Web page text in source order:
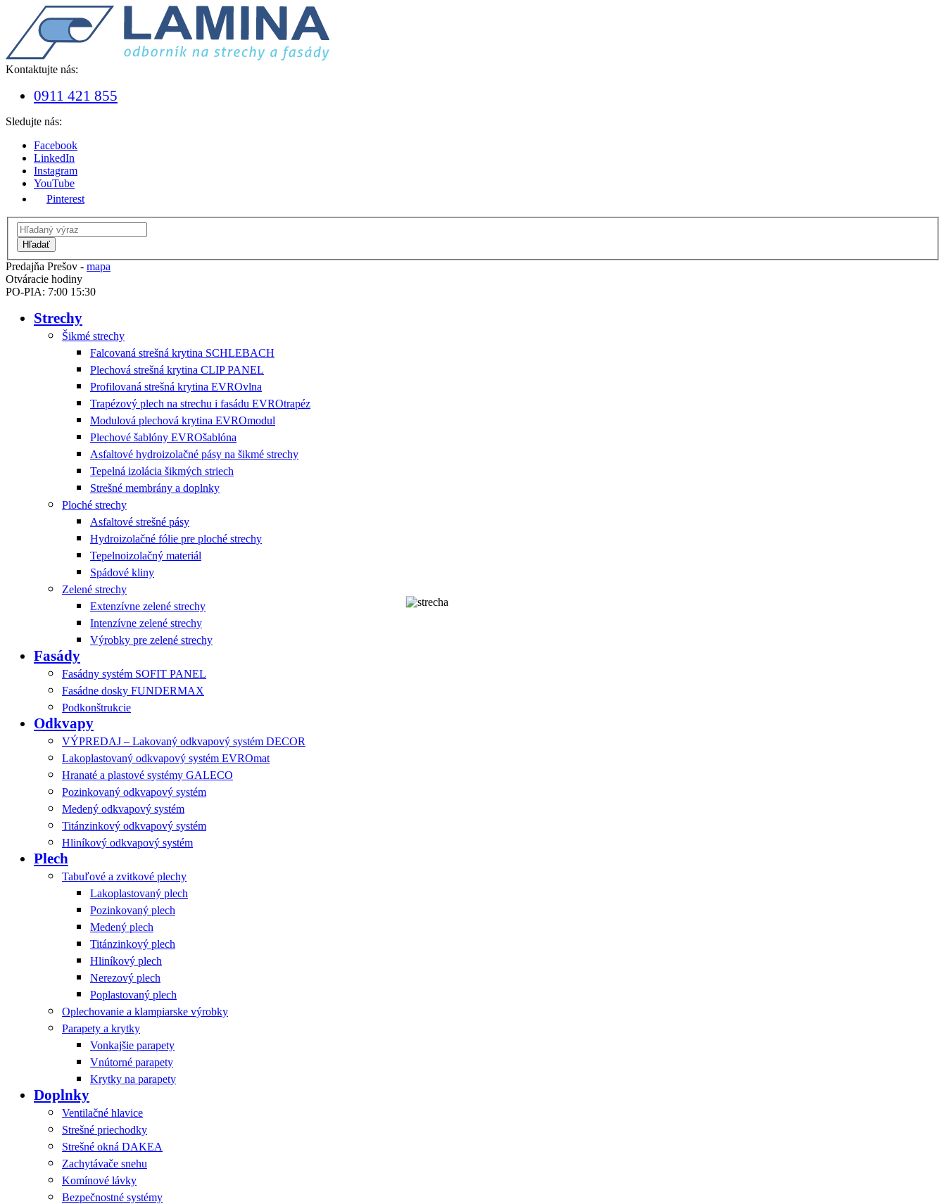
Kontaktujte nás:
0911 421 855
Sledujte nás:
Facebook
LinkedIn
Instagram
YouTube
Pinterest
Hľadať
Predajňa Prešov - mapa
Otváracie hodiny
PO-PIA: 7:00 15:30
Strechy
Šikmé strechy
Falcovaná strešná krytina SCHLEBACH
Plechová strešná krytina CLIP PANEL
Profilovaná strešná krytina EVROvlna
Trapézový plech na strechu i fasádu EVROtrapéz
Modulová plechová krytina EVROmodul
Plechové šablóny EVROšablóna
Asfaltové hydroizolačné pásy na šikmé strechy
Tepelná izolácia šikmých striech
Strešné membrány a doplnky
Ploché strechy
Asfaltové strešné pásy
Hydroizolačné fólie pre ploché strechy
Tepelnoizolačný materiál
Spádové kliny
Zelené strechy
Extenzívne zelené strechy
Intenzívne zelené strechy
Výrobky pre zelené strechy
Fasády
Fasádny systém SOFIT PANEL
Fasádne dosky FUNDERMAX
Podkonštrukcie
Odkvapy
VÝPREDAJ – Lakovaný odkvapový systém DECOR
Lakoplastovaný odkvapový systém EVROmat
Hranaté a plastové systémy GALECO
Pozinkovaný odkvapový systém
Medený odkvapový systém
Titánzinkový odkvapový systém
Hliníkový odkvapový systém
Plech
Tabuľové a zvitkové plechy
Lakoplastovaný plech
Pozinkovaný plech
Medený plech
Titánzinkový plech
Hliníkový plech
Nerezový plech
Poplastovaný plech
Oplechovanie a klampiarske výrobky
Parapety a krytky
Vonkajšie parapety
Vnútorné parapety
Krytky na parapety
Doplnky
Ventilačné hlavice
Strešné priechodky
Strešné okná DAKEA
Zachytávače snehu
Komínové lávky
Bezpečnostné systémy